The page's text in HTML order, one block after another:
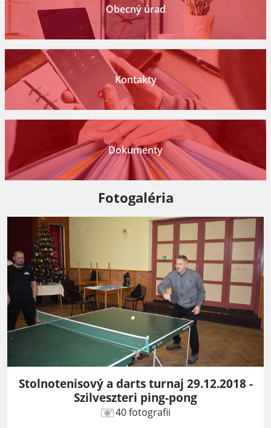
Obecný úrad
Kontakty
Dokumenty
Fotogaléria
Stolnotenisový a darts turnaj 29.12.2018 -
Szilveszteri ping-pong
40 fotografii